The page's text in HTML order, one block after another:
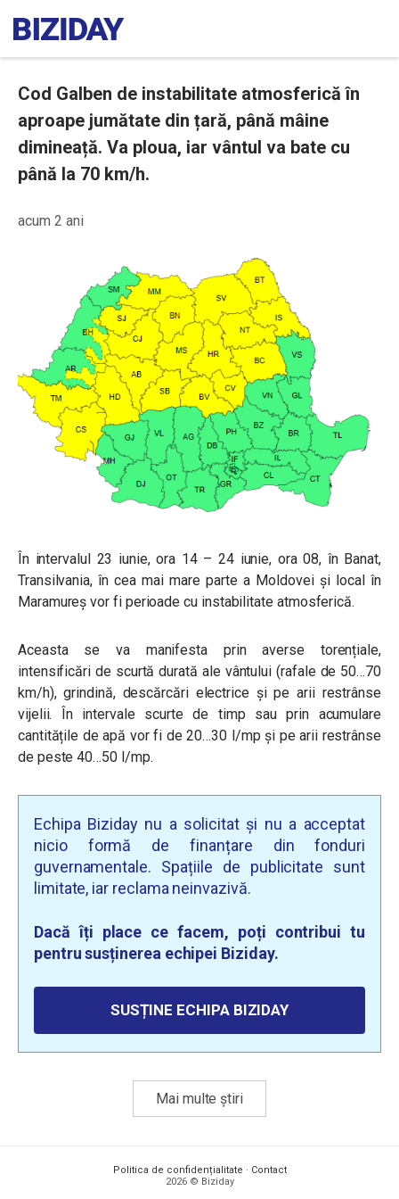
Cod Galben de instabilitate atmosferică în
aproape jumătate din țară, până mâine
dimineață. Va ploua, iar vântul va bate cu
până la 70 km/h.
acum 2 ani
În intervalul 23 iunie, ora 14 – 24 iunie, ora 08, în Banat,
Transilvania, în cea mai mare parte a Moldovei și local în
Maramureș vor fi perioade cu instabilitate atmosferică.
Aceasta se va manifesta prin averse torențiale,
intensificări de scurtă durată ale vântului (rafale de 50…70
km/h), grindină, descărcări electrice și pe arii restrânse
vijelii. În intervale scurte de timp sau prin acumulare
cantitățile de apă vor fi de 20…30 l/mp și pe arii restrânse
de peste 40…50 l/mp.
Echipa Biziday nu a solicitat și nu a acceptat
nicio formă de finanțare din fonduri
guvernamentale. Spațiile de publicitate sunt
limitate, iar reclama neinvazivă.
Dacă îți place ce facem, poți contribui tu
pentru susținerea echipei Biziday.
SUSȚINE ECHIPA BIZIDAY
Mai multe știri
Politica de confidențialitate · Contact
2026 © Biziday